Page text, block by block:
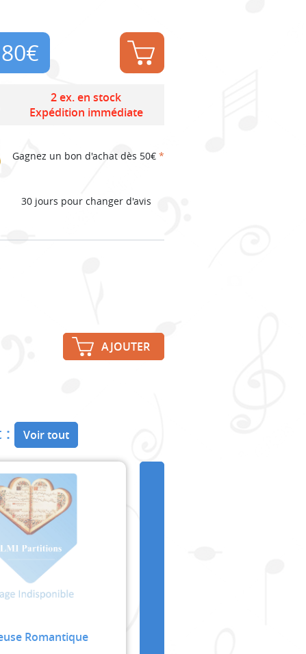
€
2 ex. en stock
Expédition immédiate
Gagnez un bon d'achat dès 50€ *
30 jours pour changer d'avis
AJOUTER
: Voir tout
Romantique